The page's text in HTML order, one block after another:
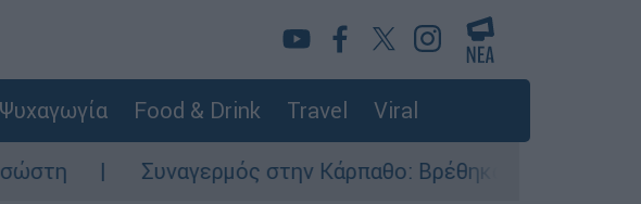
Ψυχαγωγία Food & Drink Travel Viral
στην Κάρπαθο: Βρέθηκαν παλιά πυρομαχικά στο